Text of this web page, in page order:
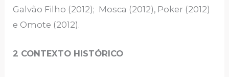
Galvão Filho (2012); Mosca (2012), Poker (2012)
e Omote (2012).
2 CONTEXTO HISTÓRICO